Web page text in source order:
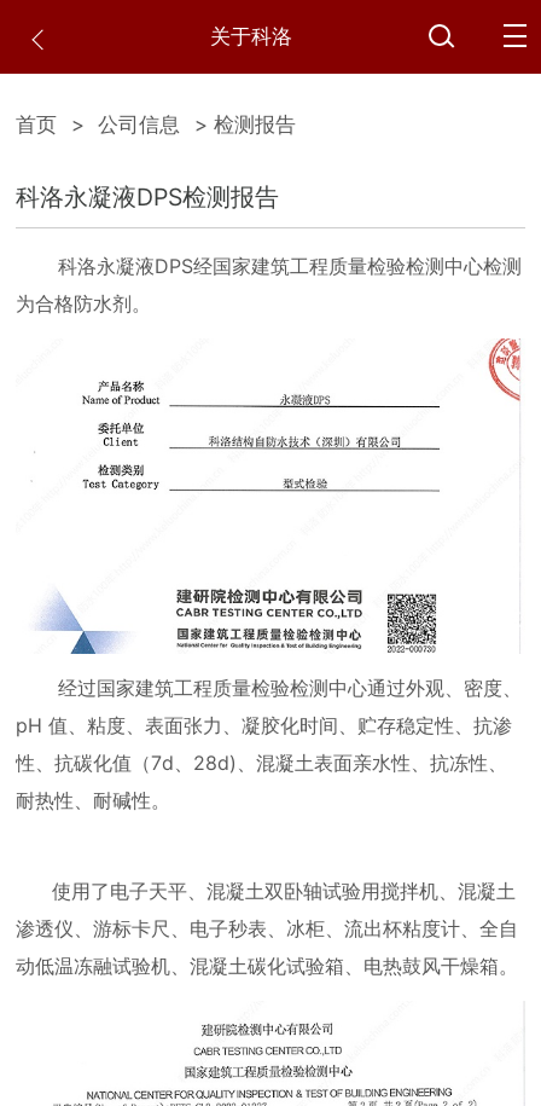
关于科洛
首页 > 公司信息 > 检测报告
科洛永凝液DPS检测报告
科洛永凝液DPS经国家建筑工程质量检验检测中心检测
为合格防水剂。
经过国家建筑工程质量检验检测中心通过外观、密度、
pH 值、粘度、表面张力、凝胶化时间、贮存稳定性、抗渗
性、抗碳化值（7d、28d)、混凝土表面亲水性、抗冻性、
耐热性、耐碱性。
使用了电子天平、混凝土双卧轴试验用搅拌机、混凝土
渗透仪、游标卡尺、电子秒表、冰柜、流出杯粘度计、全自
动低温冻融试验机、混凝土碳化试验箱、电热鼓风干燥箱。